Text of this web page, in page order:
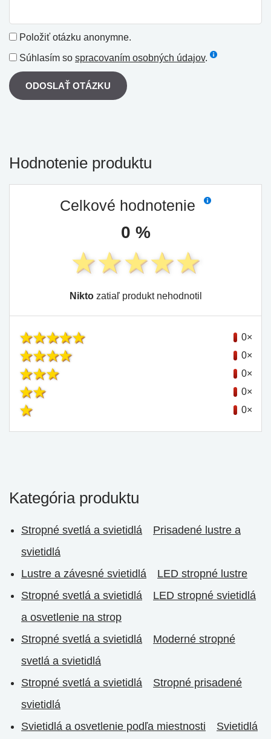
Položiť otázku anonymne.
Súhlasím so spracovaním osobných údajov.
ODOSLAŤ OTÁZKU
Hodnotenie produktu
Celkové hodnotenie
0 %
Niktozatiaľ produkt nehodnotil
0×
0×
0×
0×
0×
Kategória produktu
Stropné svetlá a svietidlá
Prisadené lustre a
svietidlá
Lustre a závesné svietidlá
LED stropné lustre
Stropné svetlá a svietidlá
LED stropné svietidlá
a osvetlenie na strop
Stropné svetlá a svietidlá
Moderné stropné
svetlá a svietidlá
Stropné svetlá a svietidlá
Stropné prisadené
svietidlá
Svietidlá a osvetlenie podľa miestnosti
Svietidlá